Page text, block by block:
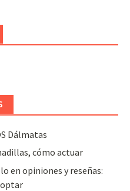
Dálmatas
cómo actuar
en opiniones y reseñas: